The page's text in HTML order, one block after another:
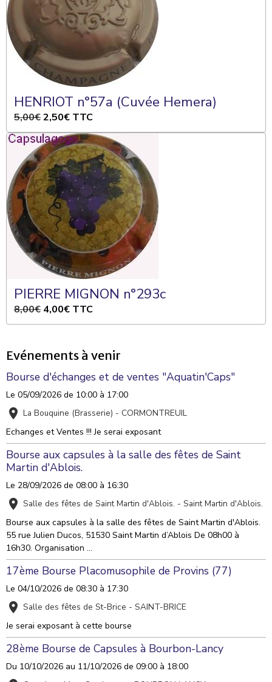
HENRIOT n°57a (Cuvée Hemera)
5,00€2,50€ TTC
PIERRE MIGNON n°293c
8,00€ 4,00€ TTC
Evénements à venir
Bourse d'échanges et de ventes "Aquatin'Caps"
Le 05/09/2026 de 10:00 à 17:00
La Bouquine (Brasserie) - CORMONTREUIL
Echanges et Ventes !!! Je serai exposant
Bourse aux capsules à la salle des fêtes de Saint
Martin d'Ablois.
Le 28/09/2026 de 08:00 à 16:30
Salle des fêtes de Saint Martin d'Ablois. - Saint Martin d'Ablois.
Bourse aux capsules à la salle des fêtes de Saint Martin d'Ablois.
55 rue Julien Ducos, 51530 Saint Martin d’Ablois De 08h00 à
16h30. Organisation ...
17ème Bourse Placomusophile de Provins (77)
Le 04/10/2026 de 08:30 à 17:30
Salle des fêtes de St-Brice - SAINT-BRICE
Je serai exposant à cette bourse
28ème Bourse de Capsules à Bourbon-Lancy
Du 10/10/2026 au 11/10/2026 de 09:00 à 18:00